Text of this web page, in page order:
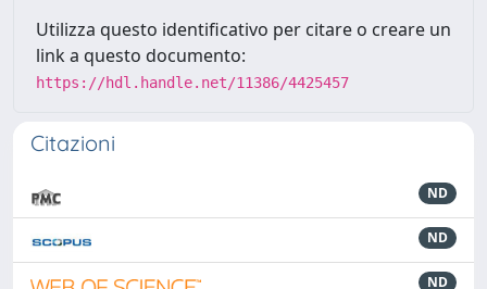
Utilizza questo identificativo per citare o creare un
link a questo documento:
https://hdl.handle.net/11386/4425457
Citazioni
ND
ND
ND